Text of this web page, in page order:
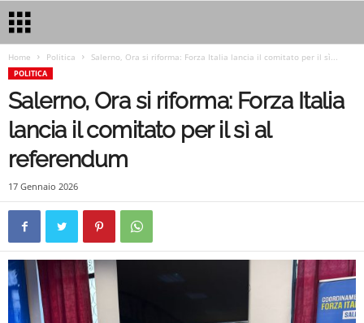
Home Politica Salerno, Ora si riforma: Forza Italia lancia il comitato per il sì...
POLITICA
Salerno, Ora si riforma: Forza Italia
lancia il comitato per il sì al
referendum
17 Gennaio 2026